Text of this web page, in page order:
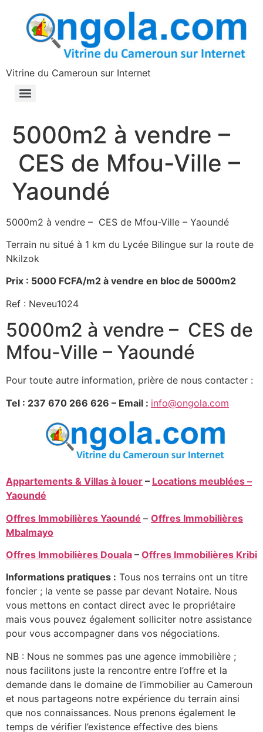
principal
Vitrine du Cameroun sur Internet
5000m2 à vendre –
CES de Mfou-Ville –
Yaoundé
5000m2 à vendre – CES de Mfou-Ville – Yaoundé
Terrain nu situé à 1 km du Lycée Bilingue sur la route de
Nkilzok
Prix : 5000 FCFA/m2 à vendre en bloc de 5000m2
Ref : Neveu1024
5000m2 à vendre – CES de
Mfou-Ville – Yaoundé
Pour toute autre information, prière de nous contacter :
Tel : 237 670 266 626 – Email : info@ongola.com
Appartements & Villas à louer – Locations meublées –
Yaoundé
Offres Immobilières Yaoundé – Offres Immobilières
Mbalmayo
Offres Immobilières Douala – Offres Immobilières Kribi
Informations pratiques : Tous nos terrains ont un titre
foncier ; la vente se passe par devant Notaire. Nous
vous mettons en contact direct avec le propriétaire
mais vous pouvez également solliciter notre assistance
pour vous accompagner dans vos négociations.
NB : Nous ne sommes pas une agence immobilière ;
nous facilitons juste la rencontre entre l’offre et la
demande dans le domaine de l’immobilier au Cameroun
et nous partageons notre expérience du terrain ainsi
que nos connaissances. Nous prenons également le
temps de vérifier l’existence effective des biens